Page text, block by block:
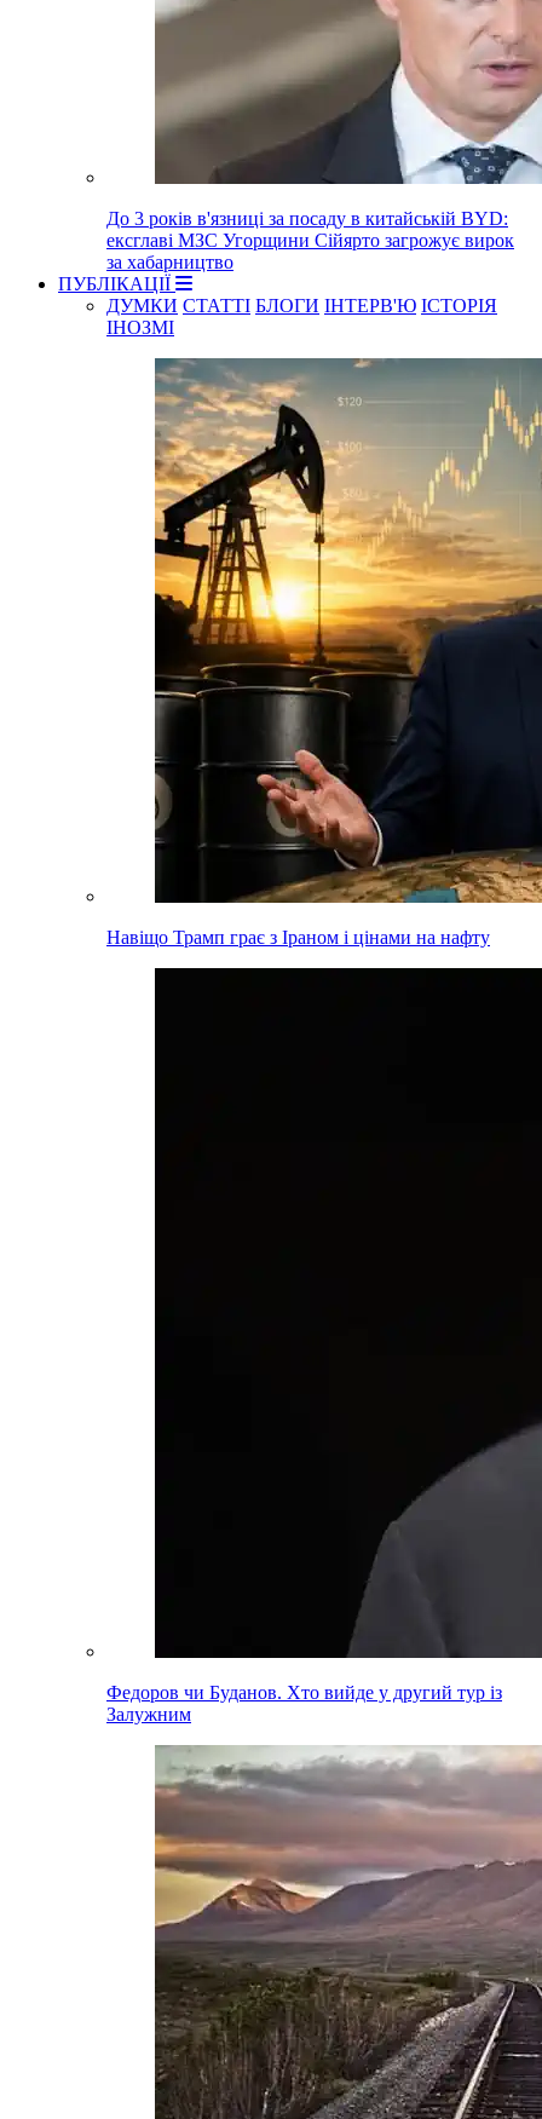
До 3 років в'язниці за посаду в китайській BYD:
ексглаві МЗС Угорщини Сійярто загрожує вирок
за хабарництво
ПУБЛІКАЦІЇ
ДУМКИ СТАТТІ БЛОГИ ІНТЕРВ'Ю ІСТОРІЯ
ІНОЗМІ
Навіщо Трамп грає з Іраном і цінами на нафту
Федоров чи Буданов. Хто вийде у другий тур із
Залужним